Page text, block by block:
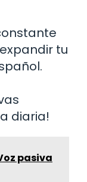
tu
diaria!
pasiva